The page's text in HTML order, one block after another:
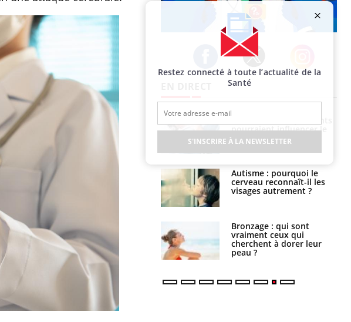
Facebook Twitter Instagram
Intolérance au gluten : les
nouvelles
recommandations de la
Insuffisance cardiaque :
d'été : quel impact sur le
sommeil ?
pourraient influencer le
poids des enfants
Autisme : pourquoi le
cerveau reconnaît-il les
visages autrement ?
Bronzage : qui sont
vraiment ceux qui
cherchent à dorer leur
peau ?
Restez connecté à toute l’actualité de la
Santé
S'INSCRIRE À LA NEWSLETTER